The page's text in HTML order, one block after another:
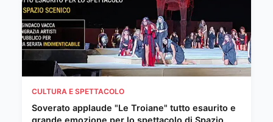
CULTURA E SPETTACOLO
Soverato applaude "Le Troiane" tutto esaurito e
grande emozione per lo spettacolo di Spazio